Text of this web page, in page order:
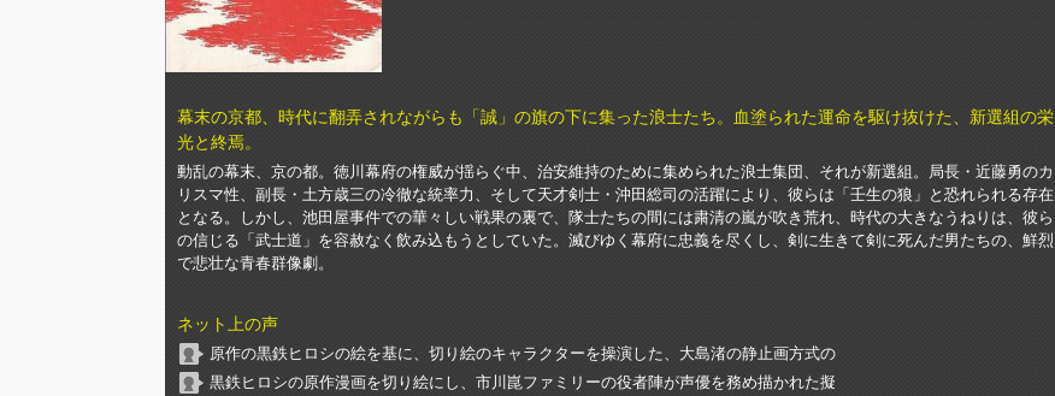
幕末の京都、時代に翻弄されながらも「誠」の旗の下に集った浪士たち。血塗られた運命を駆け抜けた、新選組の栄
光と終焉。
動乱の幕末、京の都。徳川幕府の権威が揺らぐ中、治安維持のために集められた浪士集団、それが新選組。局長・近藤勇のカ
リスマ性、副長・土方歳三の冷徹な統率力、そして天才剣士・沖田総司の活躍により、彼らは「壬生の狼」と恐れられる存在
となる。しかし、池田屋事件での華々しい戦果の裏で、隊士たちの間には粛清の嵐が吹き荒れ、時代の大きなうねりは、彼ら
の信じる「武士道」を容赦なく飲み込もうとしていた。滅びゆく幕府に忠義を尽くし、剣に生きて剣に死んだ男たちの、鮮烈
で悲壮な青春群像劇。
ネット上の声
原作の黒鉄ヒロシの絵を基に、切り絵のキャラクターを操演した、大島渚の静止画方式の
黒鉄ヒロシの原作漫画を切り絵にし、市川崑ファミリーの役者陣が声優を務め描かれた擬